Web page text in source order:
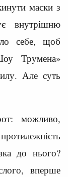
маски з
внутрішню
себе, щоб
Трумена»
Але суть
можливо,
до нього?
вперше